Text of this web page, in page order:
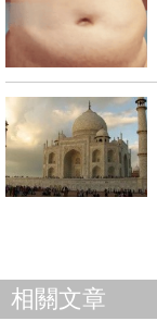
相關文章